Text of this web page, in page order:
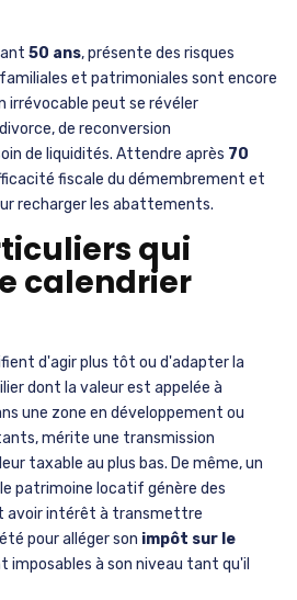
50 ans, présente des risques
et patrimoniales sont encore
irrévocable peut se révéler
de reconversion
de liquidités. Attendre après 70
fiscale du démembrement et
recharger les abattements.
qui
calendrier
d'agir plus tôt ou d'adapter la
dont la valeur est appelée à
une zone en développement ou
mérite une transmission
taxable au plus bas. De même, un
patrimoine locatif génère des
avoir intérêt à transmettre
pour alléger son impôt sur le
imposables à son niveau tant qu'il